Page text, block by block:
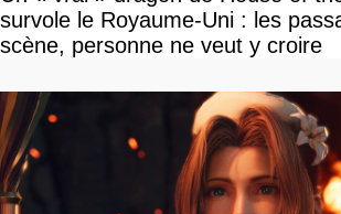
survole le Royaume-Uni : les
scène, personne ne veut y croire